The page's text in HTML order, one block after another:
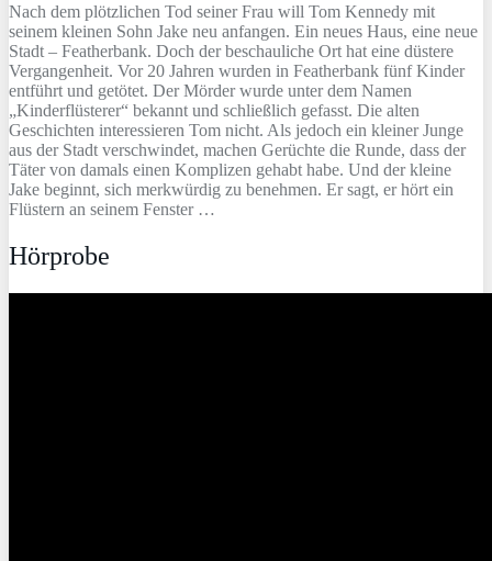
Nach dem plötzlichen Tod seiner Frau will Tom Kennedy mit
seinem kleinen Sohn Jake neu anfangen. Ein neues Haus, eine neue
Stadt – Featherbank. Doch der beschauliche Ort hat eine düstere
Vergangenheit. Vor 20 Jahren wurden in Featherbank fünf Kinder
entführt und getötet. Der Mörder wurde unter dem Namen
„Kinderflüsterer“ bekannt und schließlich gefasst. Die alten
Geschichten interessieren Tom nicht. Als jedoch ein kleiner Junge
aus der Stadt verschwindet, machen Gerüchte die Runde, dass der
Täter von damals einen Komplizen gehabt habe. Und der kleine
Jake beginnt, sich merkwürdig zu benehmen. Er sagt, er hört ein
Flüstern an seinem Fenster …
Hörprobe